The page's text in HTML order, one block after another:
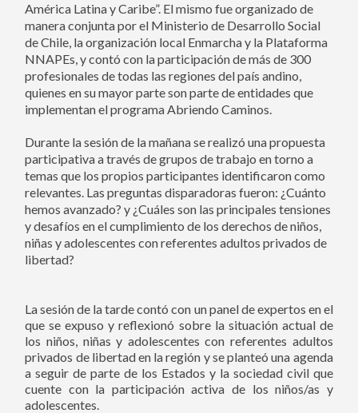
América Latina y Caribe”. El mismo fue organizado de
manera conjunta por el Ministerio de Desarrollo Social
de Chile, la organización local Enmarcha y la Plataforma
NNAPEs, y contó con la participación de más de 300
profesionales de todas las regiones del país andino,
quienes en su mayor parte son parte de entidades que
implementan el programa Abriendo Caminos.
Durante la sesión de la mañana se realizó una propuesta
participativa a través de grupos de trabajo en torno a
temas que los propios participantes identificaron como
relevantes. Las preguntas disparadoras fueron: ¿Cuánto
hemos avanzado? y ¿Cuáles son las principales tensiones
y desafíos en el cumplimiento de los derechos de niños,
niñas y adolescentes con referentes adultos privados de
libertad?
La sesión de la tarde contó con un panel de expertos en el
que se expuso y reflexionó sobre la situación actual de
los niños, niñas y adolescentes con referentes adultos
privados de libertad en la región y se planteó una agenda
a seguir de parte de los Estados y la sociedad civil que
cuente con la participación activa de los niños/as y
adolescentes.